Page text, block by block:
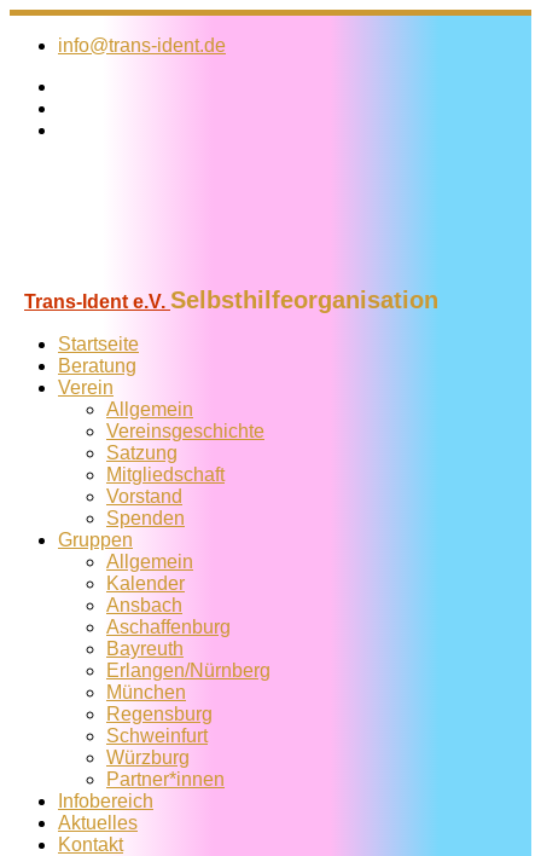
Zum
Inhalt
info@trans-ident.de
Trans-Ident e.V. Selbsthilfeorganisation
Startseite
Beratung
Verein
Allgemein
Vereins­geschichte
Satzung
Mitglied­schaft
Vorstand
Spenden
Gruppen
Allgemein
Kalender
Ansbach
Aschaffenburg
Bayreuth
Erlangen/Nürnberg
München
Regensburg
Schweinfurt
Würzburg
Partner*innen
Infobereich
Aktuelles
Kontakt